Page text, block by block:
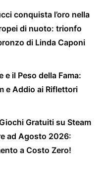
conquista l’oro nella
di nuoto: trionfo
di Linda Caponi
e il Peso della Fama:
e Addio ai Riflettori
Gratuiti su Steam
ad Agosto 2026:
a Costo Zero!